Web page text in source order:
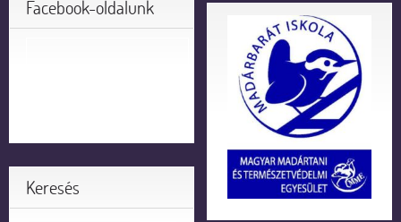
Facebook-oldalunk
Keresés